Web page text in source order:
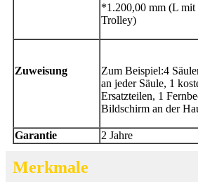
*1.200,00 mm (L mit
Trolley)
Zuweisung Zum Beispiel:4
an jeder Säule, 1
Ersatzteilen, 1
Bildschirm an der
Garantie 2 Jahre
Merkmale